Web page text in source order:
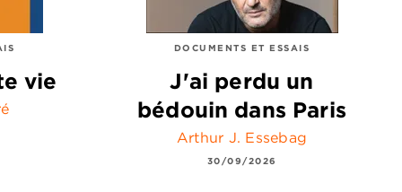
vie
DOCUMENTS ET ESSAIS
J'ai perdu un
bédouin dans Paris
Arthur J. Essebag
30/09/2026